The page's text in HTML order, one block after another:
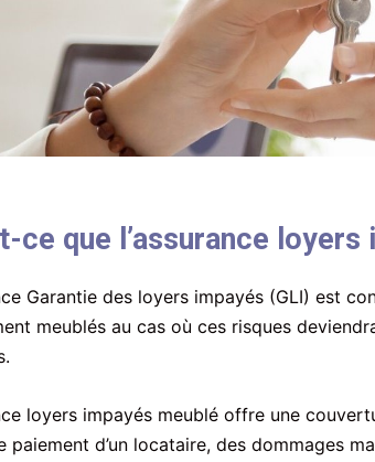
ce que l’assurance
Garantie des loyers impayés (GLI) est
meublés au cas où ces risques
loyers impayés meublé offre une
paiement d’un locataire, des dommages